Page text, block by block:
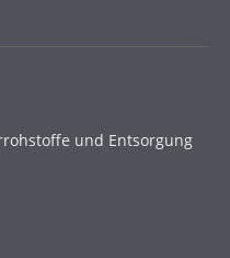
und Entsorgung